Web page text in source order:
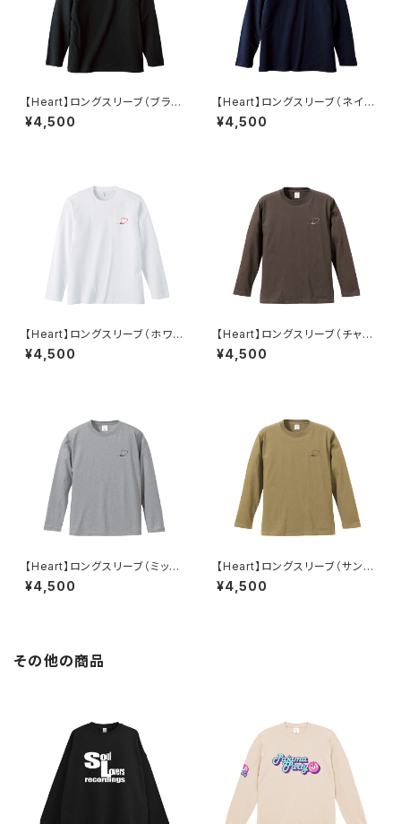
【Heart】ロングスリーブ（ブラッ
ク）
¥4,500
【Heart】ロングスリーブ（ネイビ
ー）
¥4,500
【Heart】ロングスリーブ（ホワイ
ト）
¥4,500
【Heart】ロングスリーブ（チャコ
ール）
¥4,500
【Heart】ロングスリーブ（ミック
スグレー）
¥4,500
【Heart】ロングスリーブ（サンド
カーキ）
¥4,500
その他の商品